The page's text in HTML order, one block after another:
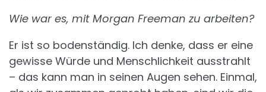
Wie war es, mit Morgan Freeman zu arbeiten?
Er ist so bodenständig. Ich denke, dass er eine
gewisse Würde und Menschlichkeit ausstrahlt
– das kann man in seinen Augen sehen. Einmal,